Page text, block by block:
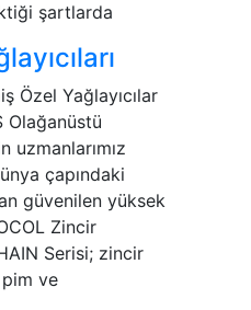
şartlarda
Özel Yağlayıcılar
Olağanüstü
uzmanlarımız
çapındaki
güvenilen yüksek
Zincir
Serisi; zincir
pim ve